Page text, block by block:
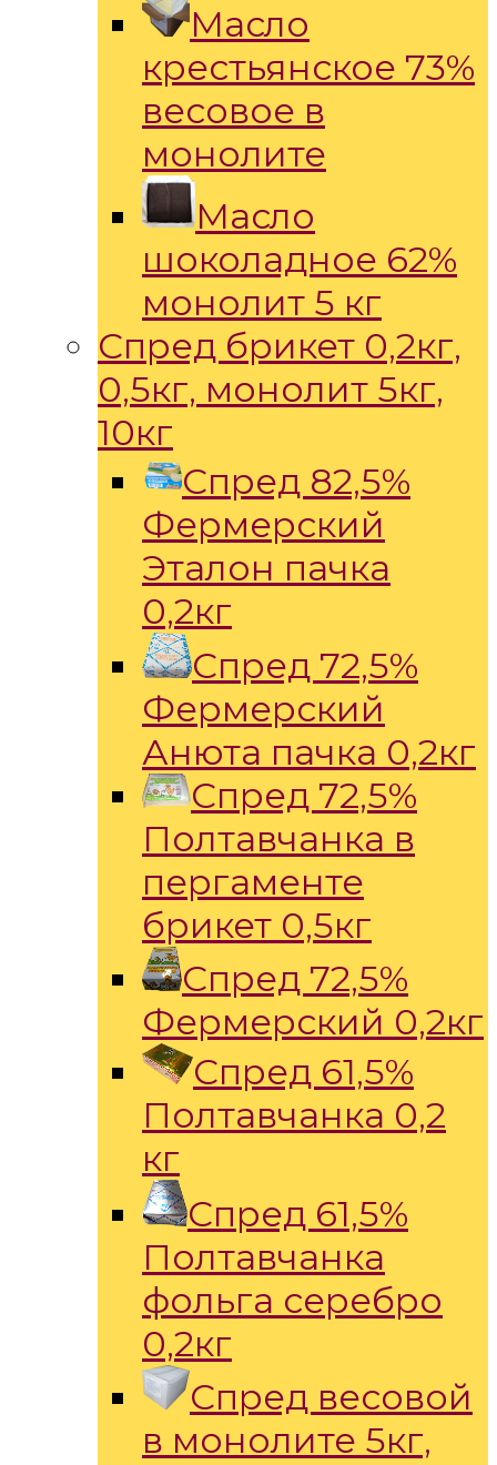
Масло
крестьянское 73%
весовое в
монолите
Масло
шоколадное 62%
монолит 5 кг
Спред брикет 0,2кг,
0,5кг, монолит 5кг,
10кг
Спред 82,5%
Фермерский
Эталон пачка
0,2кг
Спред 72,5%
Фермерский
Анюта пачка 0,2кг
Спред 72,5%
Полтавчанка в
пергаменте
брикет 0,5кг
Спред 72,5%
Фермерский 0,2кг
Спред 61,5%
Полтавчанка 0,2
кг
Спред 61,5%
Полтавчанка
фольга серебро
0,2кг
Спред весовой
в монолите 5кг,